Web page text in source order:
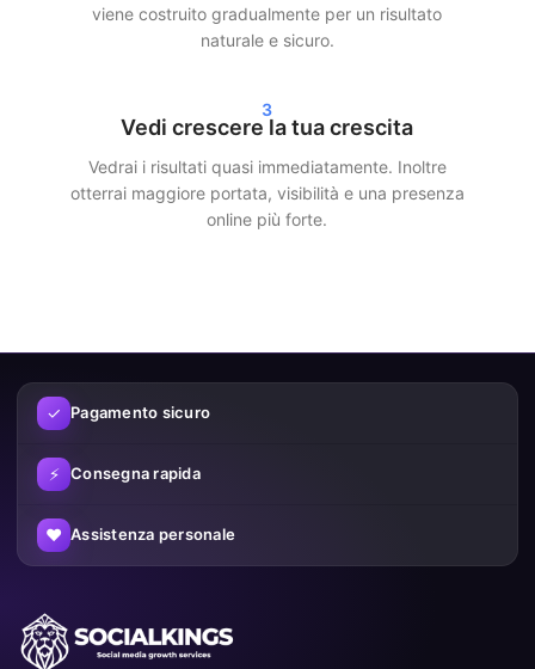
I nostri clienti scelgono SocialKings perché manteniamo ciò che
crescita reale, servizio trasparente e qualità
Più visibilità e credibilità sui social
media
Più follower e interazioni non solo migliorano l’aspetto del tuo
Aumentare la tua visibilità
Crescere più velocemente sui social media
Aumentare le tue possibilità di contenuti virali
Ci distinguiamo dagli altri fornitori per la nostra attenzione alla
viene costruito gradualmente per un risultato
naturale e sicuro.
3
Vedi crescere la tua crescita
Vedrai i risultati quasi immediatamente. Inoltre
otterrai maggiore portata, visibilità e una presenza
online più forte.
✓ Pagamento sicuro
⚡ Consegna rapida
♥ Assistenza personale